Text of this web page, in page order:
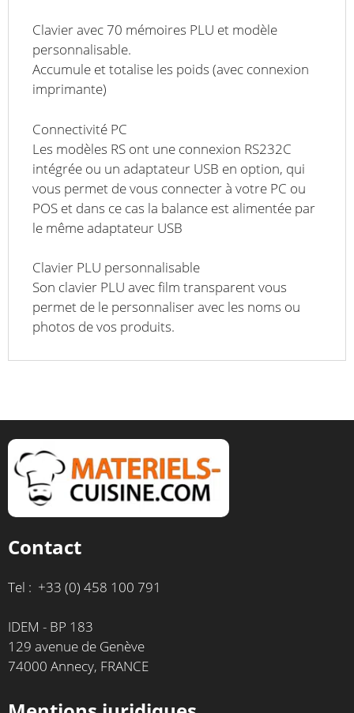
Clavier avec 70 mémoires PLU et modèle
personnalisable.
Accumule et totalise les poids (avec connexion
imprimante)
Connectivité PC
Les modèles RS ont une connexion RS232C
intégrée ou un adaptateur USB en option, qui
vous permet de vous connecter à votre PC ou
POS et dans ce cas la balance est alimentée par
le même adaptateur USB
Clavier PLU personnalisable
Son clavier PLU avec film transparent vous
permet de le personnaliser avec les noms ou
photos de vos produits.
Contact
Tel : +33 (0) 458 100 791
IDEM - BP 183
129 avenue de Genève
74000 Annecy, FRANCE